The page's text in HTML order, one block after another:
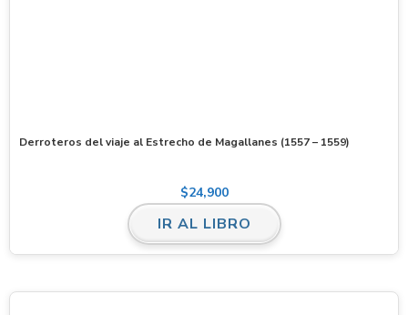
Derroteros del viaje al Estrecho de Magallanes (1557 – 1559)
$24,900
IR AL LIBRO